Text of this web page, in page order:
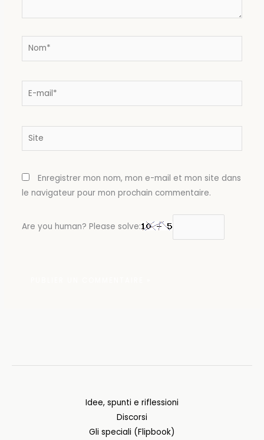
Nom*
E-
Site
Enregistrer mon nom, mon e-mail et mon site dans
le navigateur pour mon prochain commentaire.
Are you human? Please solve:
Idee, spunti e riflessioni
Discorsi
Gli speciali (Flipbook)